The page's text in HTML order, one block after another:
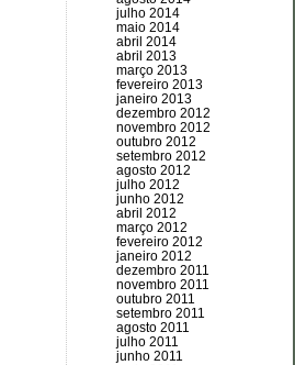
julho 2014
maio 2014
abril 2014
abril 2013
março 2013
fevereiro 2013
janeiro 2013
dezembro 2012
novembro 2012
outubro 2012
setembro 2012
agosto 2012
julho 2012
junho 2012
abril 2012
março 2012
fevereiro 2012
janeiro 2012
dezembro 2011
novembro 2011
outubro 2011
setembro 2011
agosto 2011
julho 2011
junho 2011